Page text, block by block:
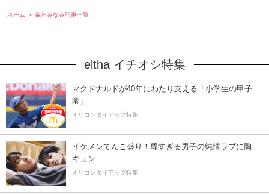
ホーム 峯岸みなみ記事一覧
eltha イチオシ特集
マクドナルドが40年にわたり支える「小学生の甲子
園」
オリコンタイアップ特集
イケメンてんこ盛り！尊すぎる男子の純情ラブに胸
キュン
オリコンタイアップ特集